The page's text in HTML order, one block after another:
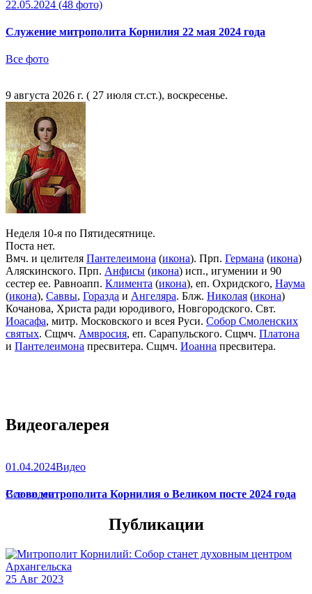
22.05.2024 (48 фото)
Служение митрополита Корнилия 22 мая 2024 года
Все фото
9 августа 2026 г. ( 27 июля ст.ст.), воскресенье.
Неделя 10-я по Пятидесятнице.
Поста нет.
Вмч. и целителя Пантелеимона (икона). Прп. Германа (икона)
Аляскинского. Прп. Анфисы (икона) исп., игумении и 90
сестер ее. Равноапп. Климента (икона), еп. Охридского, Наума
(икона), Саввы, Горазда и Ангеляра. Блж. Николая (икона)
Кочанова, Христа ради юродивого, Новгородского. Свт.
Иоасафа, митр. Московского и всея Руси. Собор Смоленских
святых. Сщмч. Амвросия, еп. Сарапульского. Сщмч. Платона
и Пантелеимона пресвитера. Сщмч. Иоанна пресвитера.
Видеогалерея
01.04.2024Видео
Слово митрополита Корнилия о Великом посте 2024 года
Все видео
Публикации
25 Авг 2023